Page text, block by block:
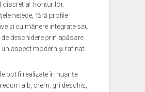
discret al fronturilor.
netede, fără profile
și cu mânere integrate sau
deschidere prin apăsare
un aspect modern și rafinat.
pot fi realizate în nuanțe
alb, crem, gri deschis,